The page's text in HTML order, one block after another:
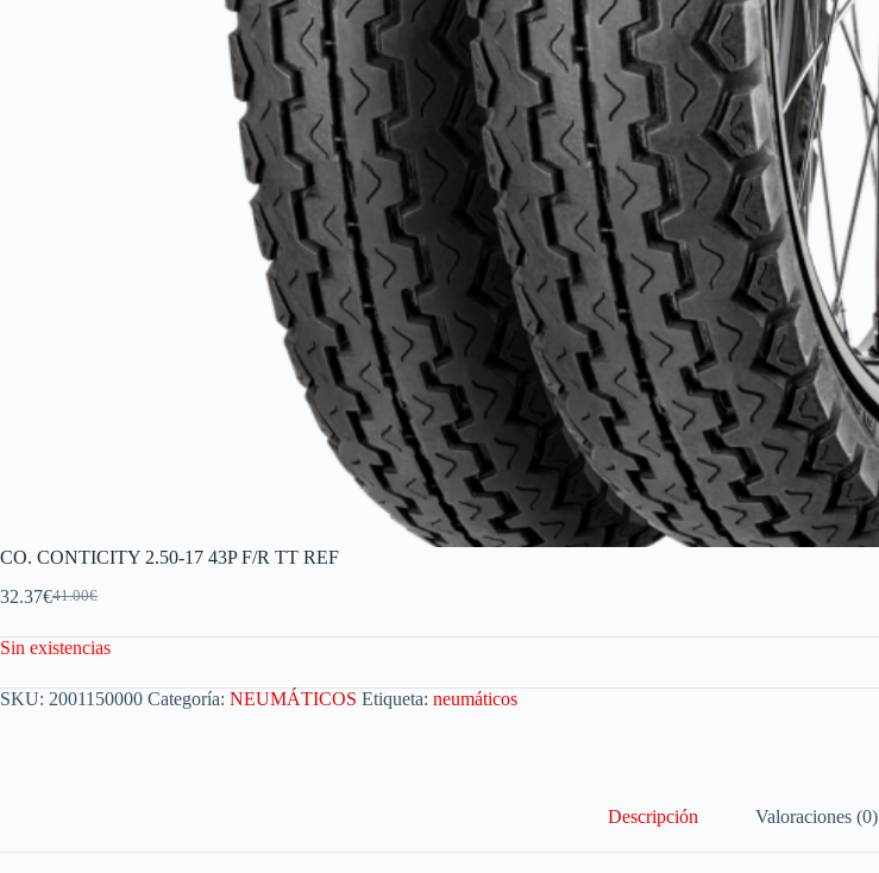
CO. CONTICITY 2.50-17 43P F/R TT REF
41.00€
32.37€
Sin existencias
SKU: 2001150000 Categoría: NEUMÁTICOS Etiqueta: neumáticos
Descripción Valoraciones (0)